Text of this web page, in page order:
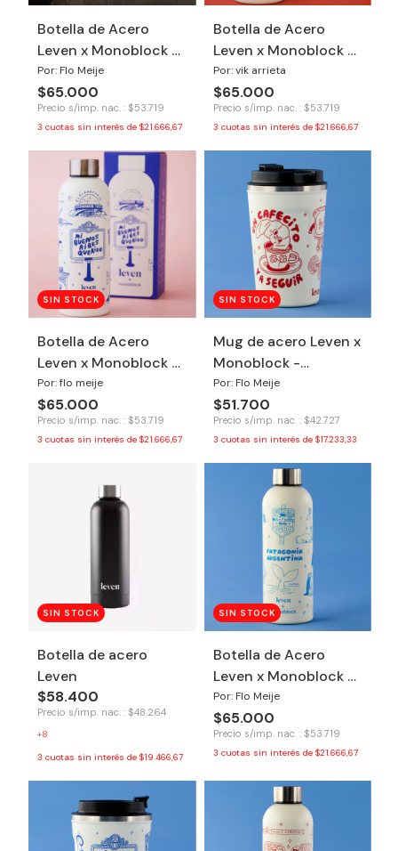
Botella de Acero
Leven x Monoblock -
Argentina Campeón
Por: Flo Meije
$65.000
Precio s/imp. nac. : $53.719
3 cuotas sin interés de $21.666,67
Botella de Acero
Leven x Monoblock -
Honrá tu poder
Por: vik arrieta
$65.000
Precio s/imp. nac. : $53.719
3 cuotas sin interés de $21.666,67
SIN STOCK
Botella de Acero
Leven x Monoblock -
Buenos Aires
Por: flo meije
$65.000
Precio s/imp. nac. : $53.719
3 cuotas sin interés de $21.666,67
SIN STOCK
Mug de acero Leven x
Monoblock -
Cafecito
Por: Flo Meije
$51.700
Precio s/imp. nac. : $42.727
3 cuotas sin interés de $17.233,33
SIN STOCK
Botella de acero
Leven
$58.400
Precio s/imp. nac. : $48.264
+8
3 cuotas sin interés de $19.466,67
SIN STOCK
Botella de Acero
Leven x Monoblock -
Patagonia
Por: Flo Meije
$65.000
Precio s/imp. nac. : $53.719
3 cuotas sin interés de $21.666,67